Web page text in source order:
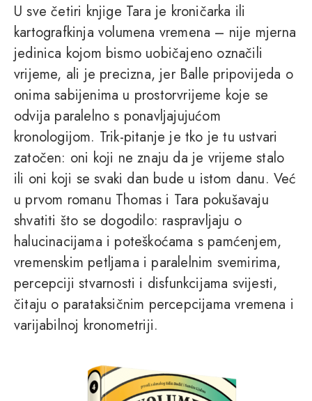
U sve četiri knjige Tara je kroničarka ili
kartografkinja volumena vremena – nije mjerna
jedinica kojom bismo uobičajeno označili
vrijeme, ali je precizna, jer Balle pripovijeda o
onima sabijenima u prostorvrijeme koje se
odvija paralelno s ponavljajujućom
kronologijom. Trik-pitanje je tko je tu ustvari
zatočen: oni koji ne znaju da je vrijeme stalo
ili oni koji se svaki dan bude u istom danu. Već
u prvom romanu Thomas i Tara pokušavaju
shvatiti što se dogodilo: raspravljaju o
halucinacijama i poteškoćama s pamćenjem,
vremenskim petljama i paralelnim svemirima,
percepciji stvarnosti i disfunkcijama svijesti,
čitaju o parataksičnim percepcijama vremena i
varijabilnoj kronometriji.